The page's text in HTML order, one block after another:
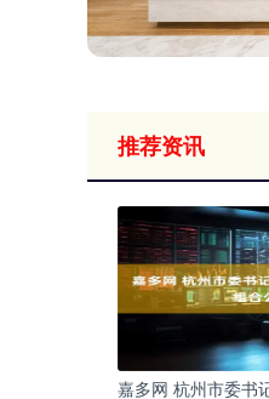
推荐资讯
嘉多网 杭州市委书